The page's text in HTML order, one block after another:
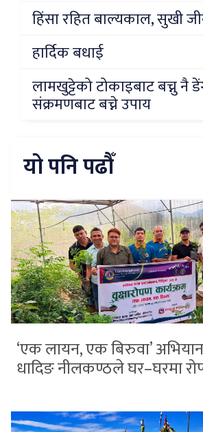
हिंसा रहित बाल्यकाल, सुखी
हार्दिक बधाई
लामखुट्टेको टोकाइबाट बच्नु नै
संक्रमणबाट बच्ने उपाय
यो पनि पढौँ
‘एक लायन, एक बिरुवा’
धादिङ नीलकण्ठले घर–घरमा